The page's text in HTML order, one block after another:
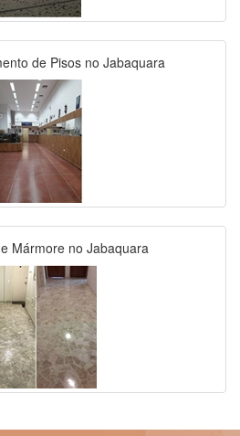
de Pisos no Jabaquara
Mármore no Jabaquara